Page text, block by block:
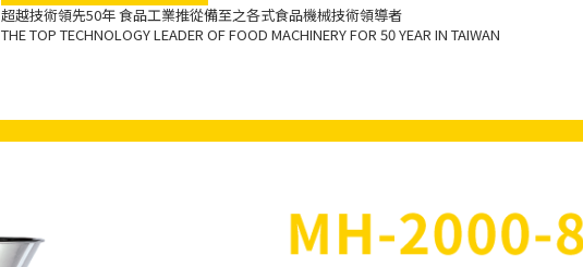
超越技術領先50年 食品工業推從備至之各式食品機械技術領導者
THE TOP TECHNOLOGY LEADER OF FOOD MACHINERY FOR 50 YEAR IN TAIWAN